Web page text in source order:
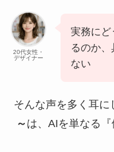
20代女性・
デザイナー
実務にど
るのか
ない
そんな声を多く耳に
～ は、AIを単なる